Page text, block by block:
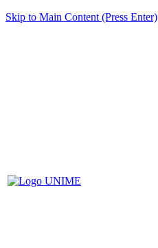
Skip to Main Content (Press Enter)